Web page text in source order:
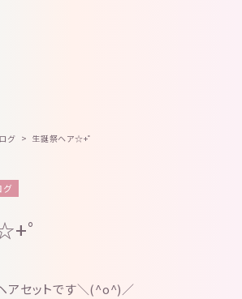
グ 生誕祭ヘア☆+゜
グ
゜
アセットです＼(^o^)／